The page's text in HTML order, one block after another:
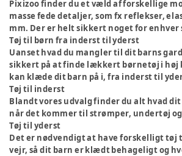
Pixizoo finder du et væld af forskellige
masse fede detaljer, som fx reflekser,
mm. Der er helt sikkert noget for enhver
Tøj til børn fra inderst til yderst
Uanset hvad du mangler til dit barns
sikkert på at finde lækkert børnetøj i høj
kan klæde dit barn på i, fra inderst til
Tøj til inderst
Blandt vores udvalg finder du alt hvad
når det kommer til strømper, undertøj
Tøj til yderst
Det er nødvendigt at have forskelligt tøj
vejr, så dit barn er klædt behageligt og